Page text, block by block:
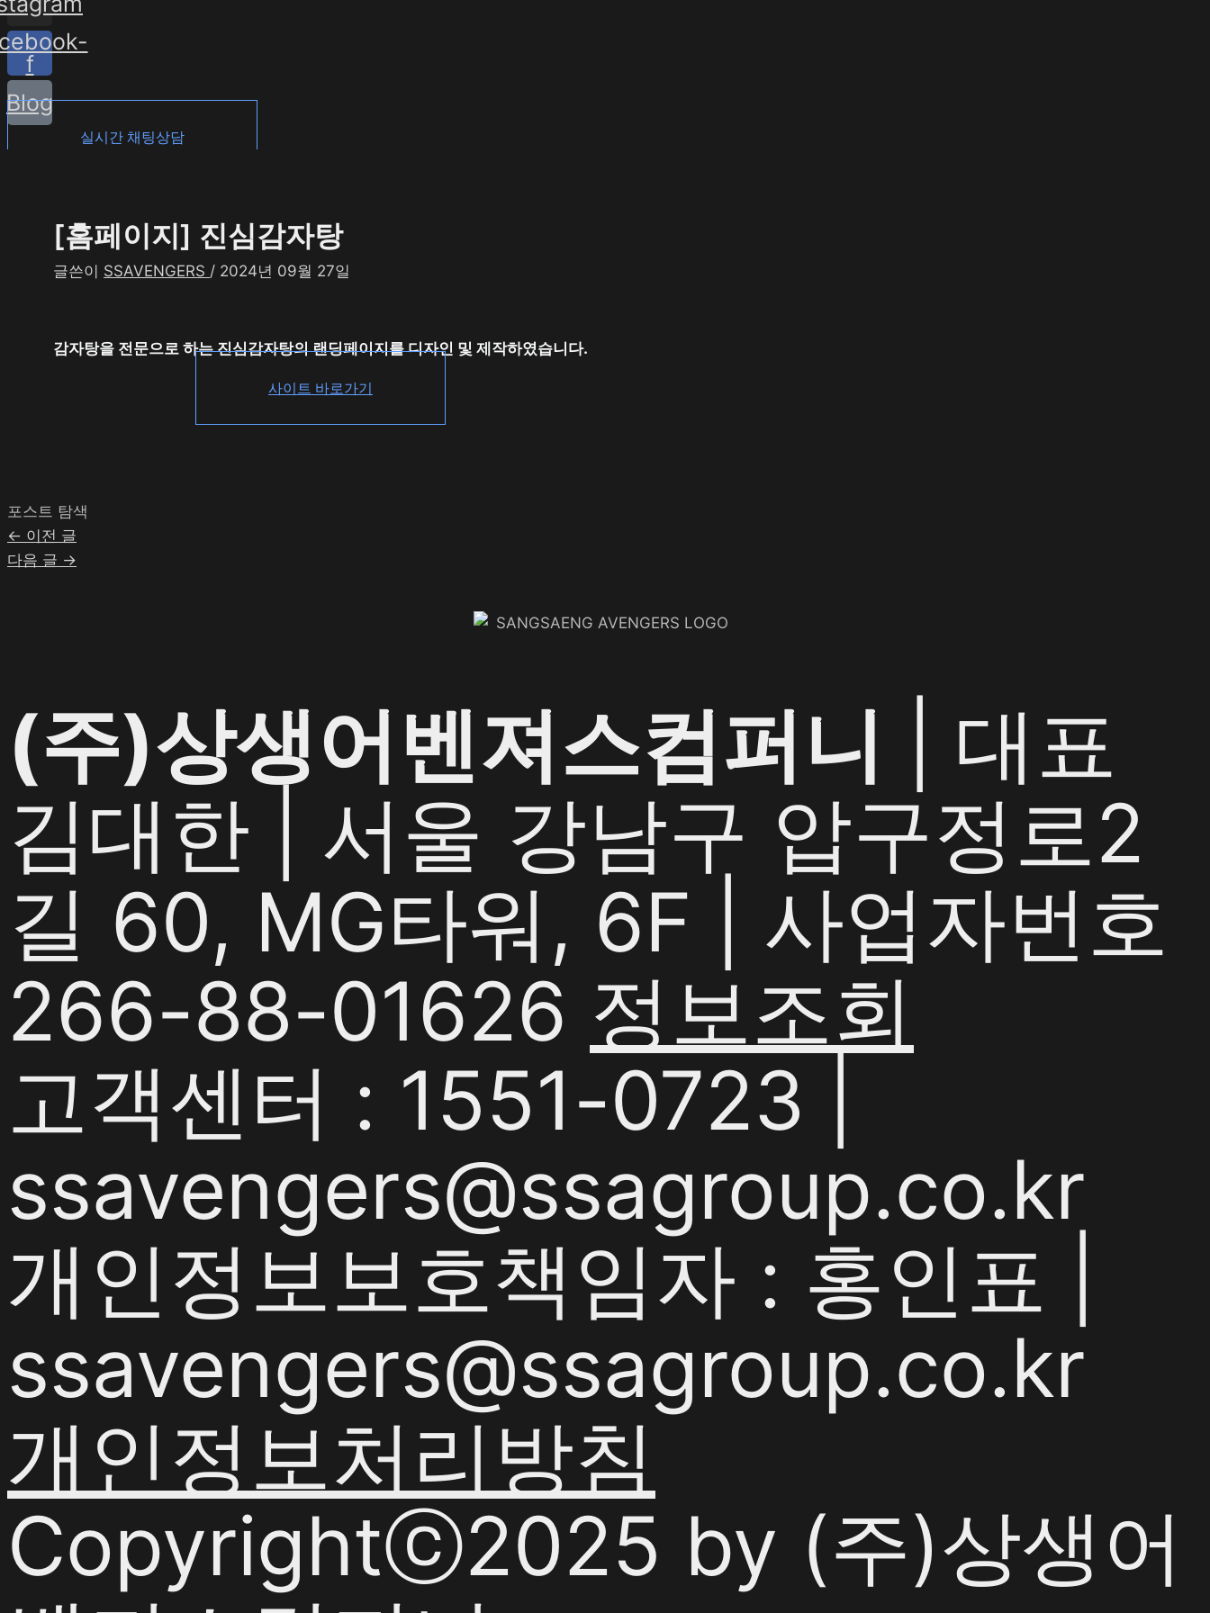
f
Blog
실시간 채팅상담
[홈페이지] 진심감자탕
글쓴이 SSAVENGERS / 2024년 09월 27일
감자탕을 전문으로 하는 진심감자탕의 랜딩페이지를 디자인 및 제작하였습니다.
사이트 바로가기
포스트 탐색
← 이전 글
다음 글 →
(주)상생어벤져스컴퍼니 | 대표
김대한 | 서울 강남구 압구정로2
길 60, MG타워, 6F | 사업자번호
266-88-01626 정보조회
고객센터 : 1551-0723 |
ssavengers@ssagroup.co.kr
개인정보보호책임자 : 홍인표 |
ssavengers@ssagroup.co.kr
개인정보처리방침
Copyrightⓒ2025 by (주)상생어